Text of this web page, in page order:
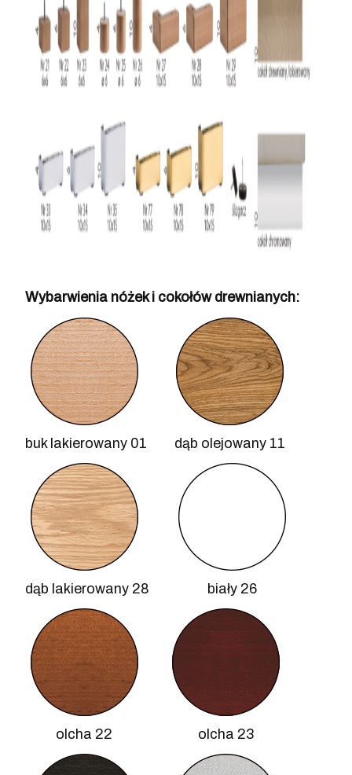
Wybarwienia nóżek i cokołów drewnianych:
buk lakierowany 01 dąb olejowany 11
dąb lakierowany 28 biały 26
olcha 22 olcha 23